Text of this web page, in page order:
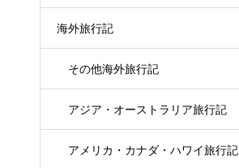
海外旅行記
その他海外旅行記
アジア・オーストラリア旅行記
アメリカ・カナダ・ハワイ旅行記